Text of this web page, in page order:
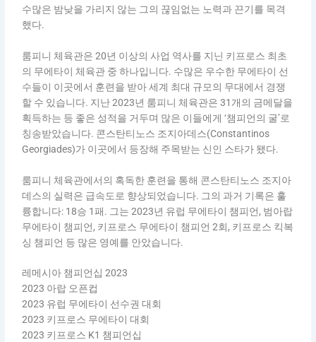
수많은 밤낮을 가리지 않는 그의 끊임없는 노력과 끈기를 목격
했다.
룸피니 체육관은 20년 이상의 사업 역사를 지닌 키프로스 최초
의 무에타이 체육관 중 하나입니다. 수많은 우수한 무에타이 선
수들이 이곳에서 훈련을 받아 세계 최대 규모의 무대에서 경쟁
할 수 있습니다. 지난 2023년 룸피니 체육관은 31개의 금메달을
획득하는 등 좋은 성적을 거두며 많은 이들에게 ‘챔피언의 굴’로
칭송받았습니다. 콘스탄티노스 조지아데스(Constantinos
Georgiades)가 이곳에서 등장해 주목받는 신인 스타가 됐다.
룸피니 체육관에서의 혹독한 훈련을 통해 콘스탄티노스 조지아
데스의 실력은 급속도로 향상되었습니다. 그의 과거 기록은 훌
륭합니다: 18승 1패. 그는 2023년 유럽 무에타이 챔피언, 범아랍
무에타이 챔피언, 키프로스 무에타이 챔피언 2회, 키프로스 킥복
싱 챔피언 등 많은 영예를 안았습니다.
레메시아 챔피언십 2023
2023 아랍 오픈컵
2023 유럽 무에타이 선수권 대회
2023 키프로스 무에타이 대회
2023 키프로스 K1 챔피언십